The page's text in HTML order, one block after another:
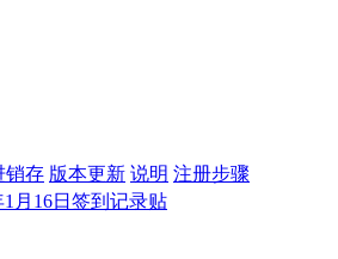
销存 版本更新 说明 注册步骤
1月16日签到记录贴